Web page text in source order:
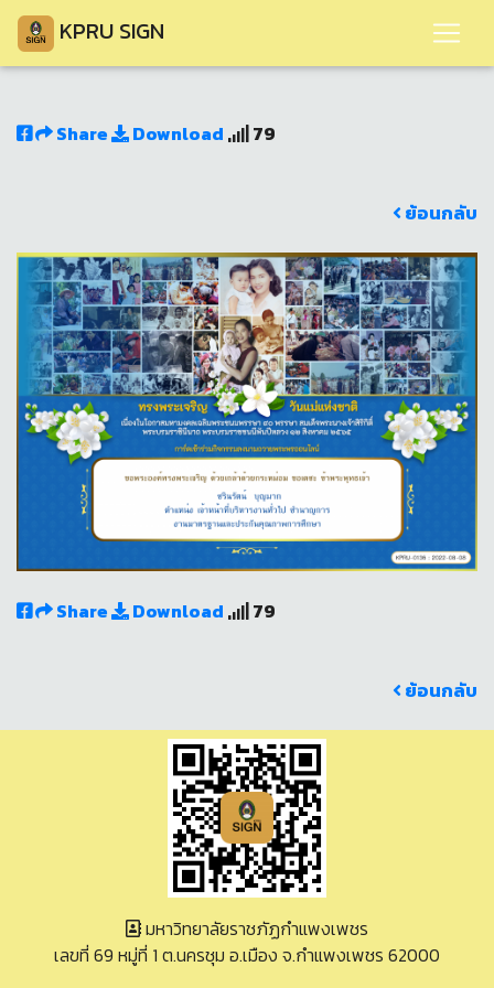
KPRU SIGN
Share Download 79
ย้อนกลับ
Share Download 79
ย้อนกลับ
มหาวิทยาลัยราชภัฏกำแพงเพชร
เลขที่ 69 หมู่ที่ 1 ต.นครชุม อ.เมือง จ.กำแพงเพชร 62000